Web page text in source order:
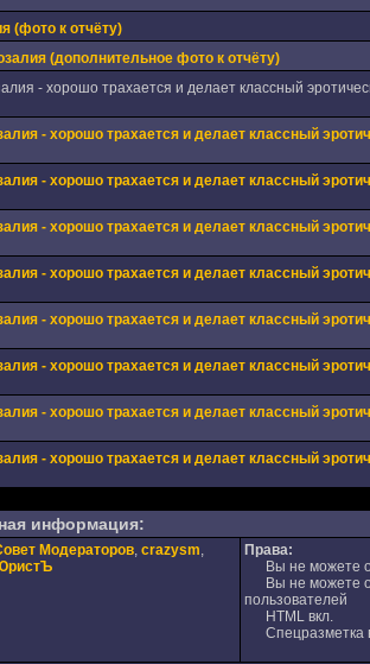
(фото к отчёту)
(дополнительное фото к отчёту)
- хорошо трахается и делает классный
- хорошо трахается и делает классный
- хорошо трахается и делает классный
- хорошо трахается и делает классный
- хорошо трахается и делает классный
- хорошо трахается и делает классный
- хорошо трахается и делает классный
- хорошо трахается и делает классный
- хорошо трахается и делает классный
информация:
Модераторов, crazysm,
Права:
Вы не можете
Вы не можете
пользователей
HTML вкл.
Спецразметка